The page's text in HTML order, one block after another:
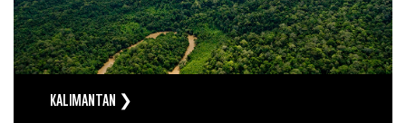
KALIMANTAN ❯